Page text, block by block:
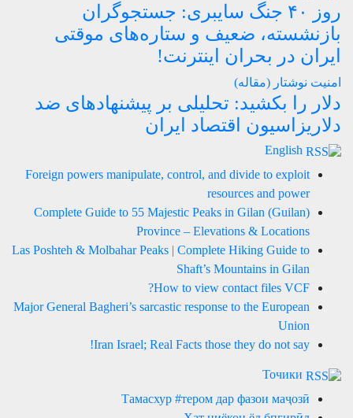
روز ۴۰ جنگ سایبری: جستجوگران
بازنشسته، ضعیف و ستاره‌های موقتی
ایران در بحران اینترنت!
امنیت نوشتار (مقاله)
دلار را بکشید: تحلیلی بر پیشنهادهای ضد
دلاریزاسیون اقتصاد ایران
English
Foreign powers manipulate, control, and divide to exploit
resources and power
Complete Guide to 55 Majestic Peaks in Gilan (Guilan)
Province – Elevations & Locations
Las Poshteh & Molbahar Peaks | Complete Hiking Guide to
Shaft’s Mountains in Gilan
How to view contact files VCF?
Major General Bagheri’s sarcastic response to the European
Union
Iran Israel; Real Facts those they do not say!
Точики
Тамасхур #тером дар фазои маҷозӣ